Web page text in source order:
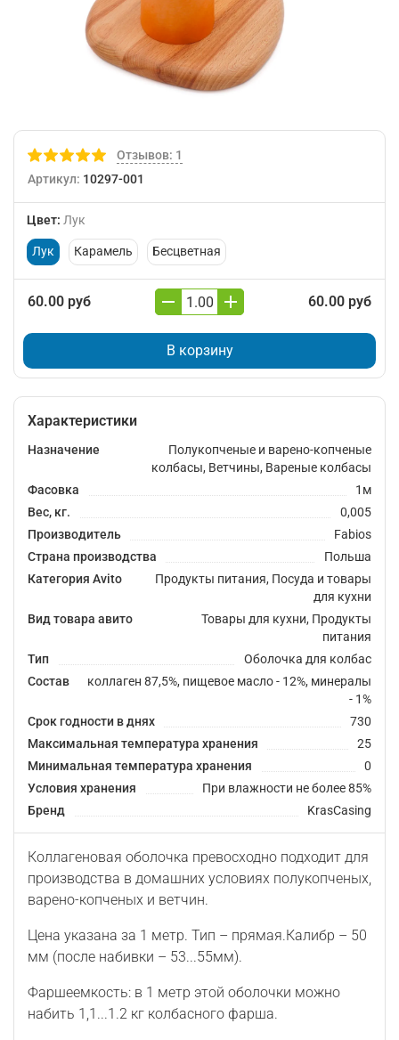
Отзывов: 1
Артикул: 10297-001
Цвет: Лук
Лук Карамель Бесцветная
60.00 руб 60.00 руб
В корзину
Характеристики
Назначение
Полукопченые и варено-копченые
колбасы, Ветчины, Вареные колбасы
Фасовка
1м
Вес, кг.
0,005
Производитель
Fabios
Страна производства
Польша
Категория Avito
Продукты питания, Посуда и товары
для кухни
Вид товара авито
Товары для кухни, Продукты
питания
Тип
Оболочка для колбас
Состав
коллаген 87,5%, пищевое масло - 12%, минералы
- 1%
Срок годности в днях
730
Максимальная температура хранения
25
Минимальная температура хранения
0
Условия хранения
При влажности не более 85%
Бренд
KrasCasing
Коллагеновая оболочка превосходно подходит для
производства в домашних условиях полукопченых,
варено-копченых и ветчин.
Цена указана за 1 метр. Тип – прямая.Калибр – 50
мм (после набивки – 53...55мм).
Фаршеемкость: в 1 метр этой оболочки можно
набить 1,1...1.2 кг колбасного фарша.